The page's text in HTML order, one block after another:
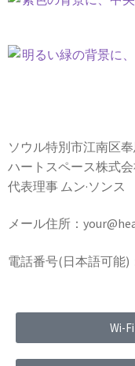
ソウル特別市江南区
ハートスペース株式
代表理事 ムン·ソンス
メール住所：
電話番号(日本語可能)
Wi-